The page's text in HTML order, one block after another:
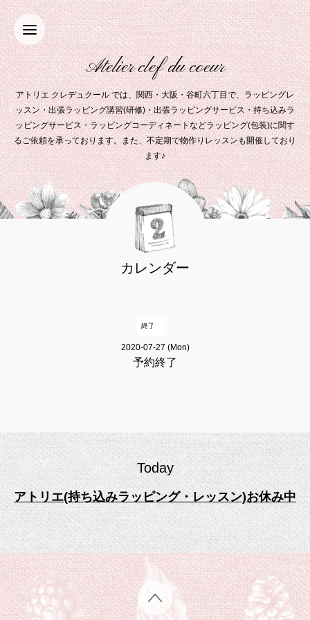
Atelier clef du coeur
アトリエ クレデュクール では、関西・大阪・谷町六丁目で、ラッピングレ
ッスン・出張ラッピング講習(研修)・出張ラッピングサービス・持ち込みラ
ッピングサービス・ラッピングコーディネートなどラッピング(包装)に関す
るご依頼を承っております。また、不定期で物作りレッスンも開催しており
ます♪
カレンダー
終了
2020-07-27 (Mon)
予約終了
Today
アトリエ(持ち込みラッピング・レッスン)お休み中